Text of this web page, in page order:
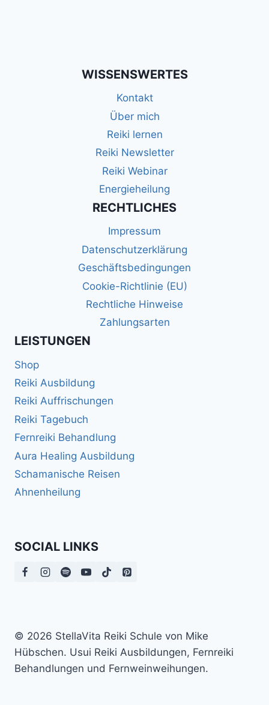
WISSENSWERTES
Kontakt
Über mich
Reiki lernen
Reiki Newsletter
Reiki Webinar
Energieheilung
RECHTLICHES
Impressum
Datenschutzerklärung
Geschäftsbedingungen
Cookie-Richtlinie (EU)
Rechtliche Hinweise
Zahlungsarten
LEISTUNGEN
Shop
Reiki Ausbildung
Reiki Auffrischungen
Reiki Tagebuch
Fernreiki Behandlung
Aura Healing Ausbildung
Schamanische Reisen
Ahnenheilung
SOCIAL LINKS
© 2026 StellaVita Reiki Schule von Mike
Hübschen. Usui Reiki Ausbildungen, Fernreiki
Behandlungen und Fernweinweihungen.